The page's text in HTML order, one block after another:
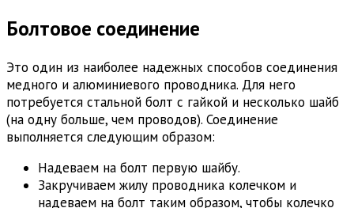
Болтовое соединение
Это один из наиболее надежных способов соединения
медного и алюминиевого проводника. Для него
потребуется стальной болт с гайкой и несколько шайб
(на одну больше, чем проводов). Соединение
выполняется следующим образом:
Надеваем на болт первую шайбу.
Закручиваем жилу проводника колечком и
надеваем на болт таким образом, чтобы колечко